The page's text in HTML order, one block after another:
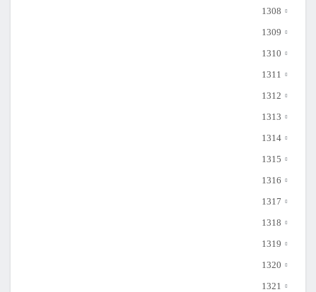
1308
1309
1310
1311
1312
1313
1314
1315
1316
1317
1318
1319
1320
1321